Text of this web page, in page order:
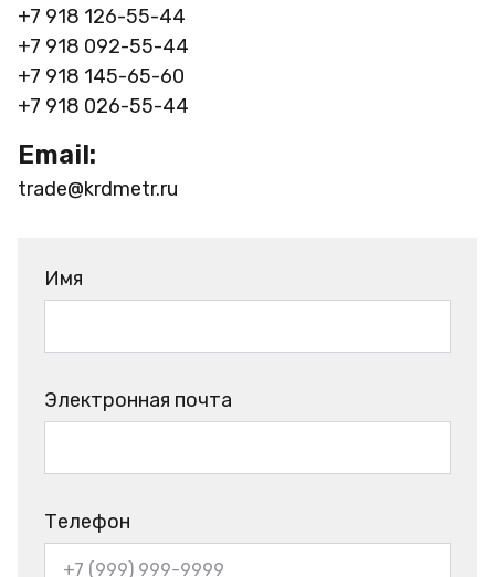
+7 918 126-55-44
+7 918 092-55-44
+7 918 145-65-60
+7 918 026-55-44
Email:
trade@krdmetr.ru
Имя
Электронная почта
Телефон